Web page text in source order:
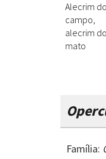
Alecrim do
campo,
alecrim do
mato
Família: